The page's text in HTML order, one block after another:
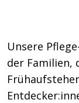
Unsere
der Familien,